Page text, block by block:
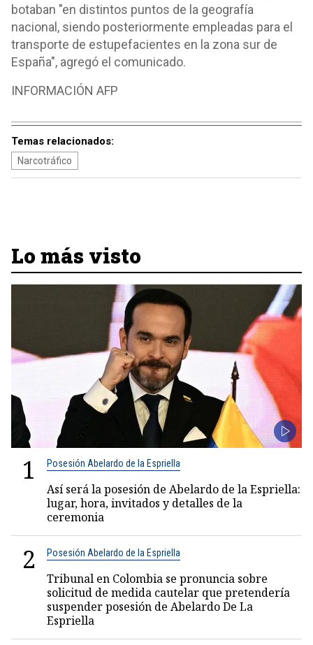
botaban "en distintos puntos de la geografía
nacional, siendo posteriormente empleadas para el
transporte de estupefacientes en la zona sur de
España", agregó el comunicado.
INFORMACIÓN AFP
Temas relacionados:
Narcotráfico
Lo más visto
1 Posesión Abelardo de la Espriella
Así será la posesión de Abelardo de la Espriella:
lugar, hora, invitados y detalles de la
ceremonia
2 Posesión Abelardo de la Espriella
Tribunal en Colombia se pronuncia sobre
solicitud de medida cautelar que pretendería
suspender posesión de Abelardo De La
Espriella